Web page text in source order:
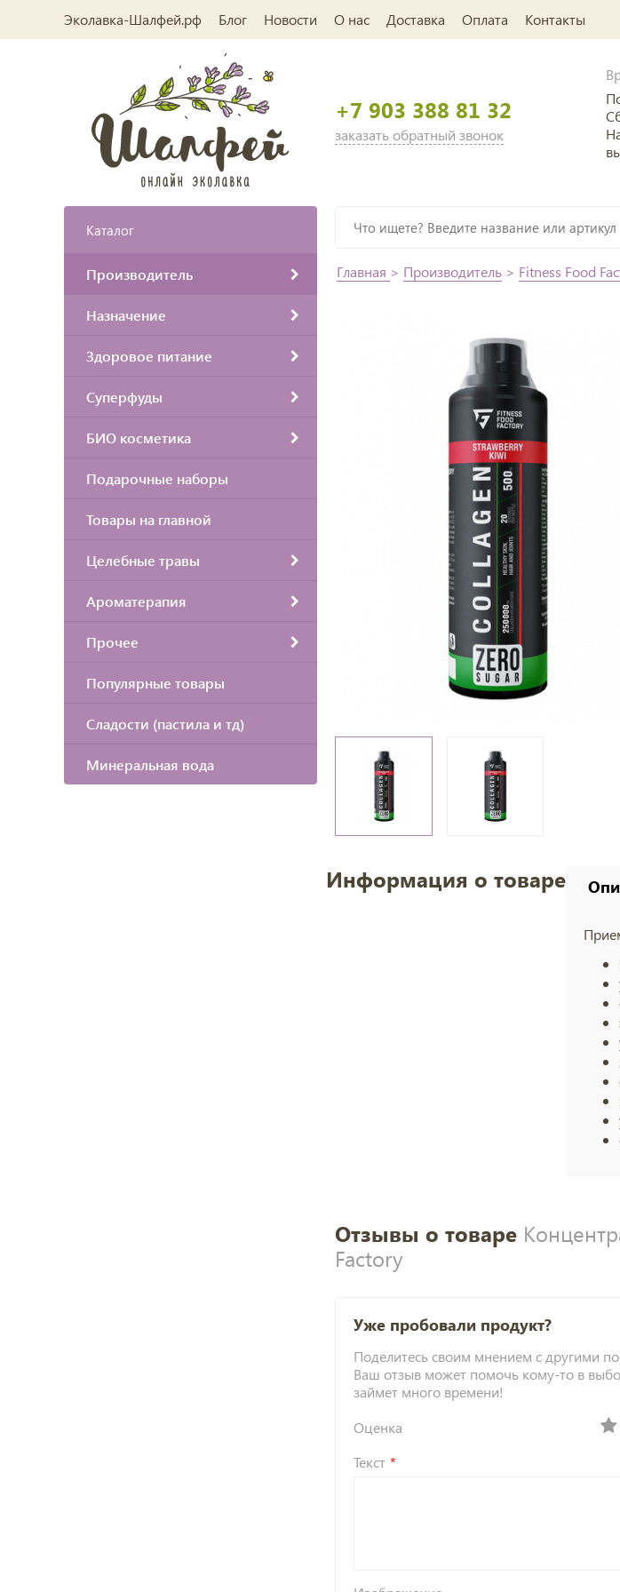
Эколавка-Шалфей.рф Блог Новости О нас Доставка Оплата Контакты
+7 903 388 81 32
заказать обратный звонок
Каталог
Производитель
Назначение
Здоровое питание
Суперфуды
БИО косметика
Подарочные наборы
Товары на главной
Целебные травы
Ароматерапия
Прочее
Популярные товары
Сладости (пастила и тд)
Минеральная вода
Главная > Производитель > Fitness Food
Информация о товаре
Отзывы о товаре
Factory
Уже пробовали продукт?
Поделитесь своим мнением с другими
Ваш отзыв может помочь кому-то в
займет много времени!
Оценка
Текст